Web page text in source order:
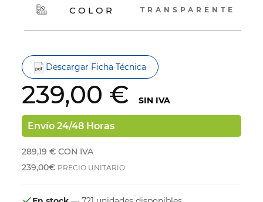
COLOR TRANSPARENTE
Descargar Ficha Técnica
239,00 € SIN IVA
Envío 24/48 Horas
289,19 € CON IVA
239,00€ PRECIO UNITARIO